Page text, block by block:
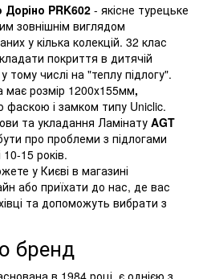
PRK602 - якісне турецьке
зовнішнім виглядом
у кілька колекцій. 32 клас
покриття в дитячій
тому числі на "теплу підлогу".
розмір 1200х155мм,
і замком типу Uniclic.
та укладання Ламінату AGT
про проблеми з підлогами
15 років.
у Києві в магазині
або приїхати до нас, де вас
та допоможуть вибрати з
бренд
в 1984 році, є однією з